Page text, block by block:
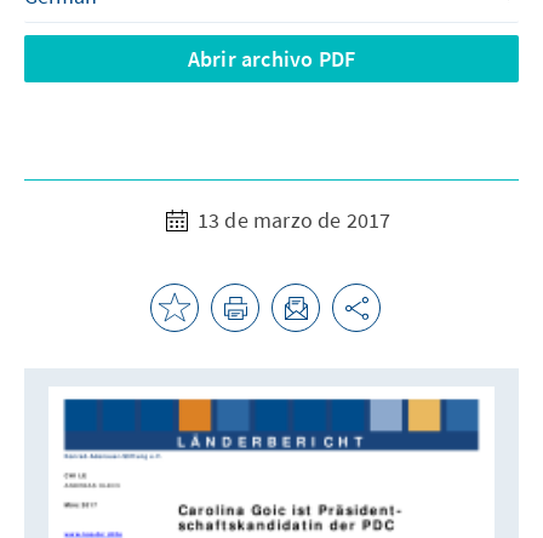
Abrir archivo PDF
13 de marzo de 2017